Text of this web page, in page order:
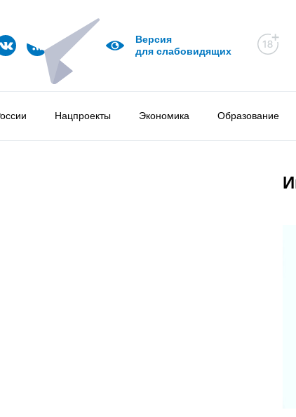
Версия
для слабовидящих
Нацпроекты Экономика Образование